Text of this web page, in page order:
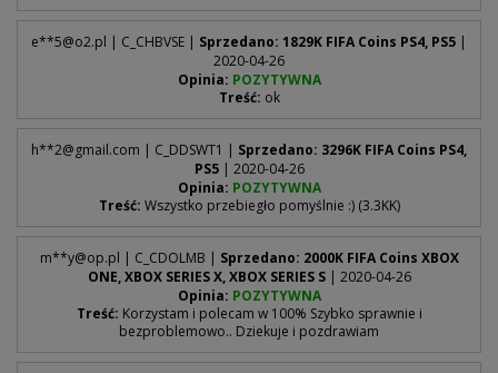
e**5@o2.pl | C_CHBVSE | Sprzedano: 1829K FIFA Coins PS4, PS5 |
2020-04-26
Opinia: POZYTYWNA
Treść: ok
h**2@gmail.com | C_DDSWT1 | Sprzedano: 3296K FIFA Coins PS4,
PS5 | 2020-04-26
Opinia: POZYTYWNA
Treść: Wszystko przebiegło pomyślnie :) (3.3KK)
m**y@op.pl | C_CDOLMB | Sprzedano: 2000K FIFA Coins XBOX
ONE, XBOX SERIES X, XBOX SERIES S | 2020-04-26
Opinia: POZYTYWNA
Treść: Korzystam i polecam w 100% Szybko sprawnie i
bezproblemowo.. Dziekuje i pozdrawiam